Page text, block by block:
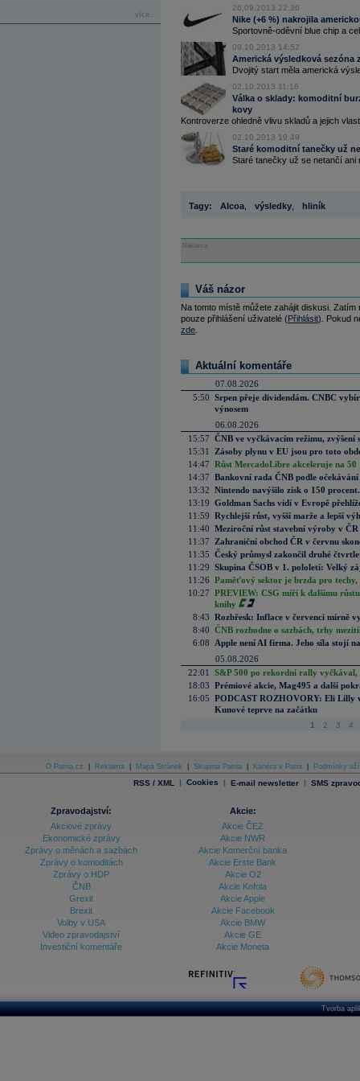
více...
26.09.2013 22:36
Nike (+6 %) nakrojila
Sportovně-oděvní blue chip a
09.10.2013 14:52
Americká výsledková sezóna
Dvojitý start měla americká
02.10.2013 11:16
Válka o sklady: komoditní
kovy
Kontroverze ohledně vlivu skladů a jejich
02.10.2013 19:49
Staré komoditní tanečky už
Staré tanečky už se netančí ani
Tagy: Alcoa výsledky hliník
Reklama
Váš názor
Na tomto místě můžete zahájit diskusi.
pouze přihlášení uživatelé (Přihlásit). Pokud
zde
Aktuální komentáře
07.08.2026
5:50 Srpen přeje dividendám. CNBC
výnosem
06.08.2026
15:57 ČNB ve vyčkávacím režimu, zvýšení
15:31
Zásoby plynu v EU jsou pro toto
14:47 Růst MercadoLibre akceleruje na
14:37 Bankovní rada ČNB podle
13:32 Nintendo navýšilo zisk o 150
13:19 Goldman Sachs vidí v Evropě
11:59 Rychlejší růst, vyšší marže a lepší
11:40 Meziroční růst stavební výroby v
11:37
Zahraniční obchod ČR v červnu
11:35 Český průmysl zakončil druhé
11:29 Skupina ČSOB v 1. pololetí: Velký
11:26 Paměťový sektor je brzda pro techy,
10:27 PREVIEW: CSG míří k dalšímu
knihy
8:43 Rozbřesk: Inflace v červenci mírně
8:40 ČNB rozhodne o sazbách, trhy
6:08
Apple není AI firma. Jeho síla stojí
05.08.2026
22:01
S&P 500 po rekordní rally vyčkával,
18:03 Prémiové akcie, Mag495 a další
16:05 PODCAST ROZHOVORY: Eli Lilly
Kunové teprve na začátku
1 2 3 4
O Patria.cz Reklama Mapa Stránek Skupina Patria Kariéra v Patrii Podmínky
RSS / XML | Cookies | E-mail newsletter | SMS
Zpravodajství:
Akciové zprávy
Ekonomické zprávy
Zprávy o měnách a sazbách
Zprávy o komoditách
Zprávy o HDP
ČNB
Grexit
Brexit
Volby v USA
Video zpravodajství
Investiční komentáře
Akcie:
Akcie ČEZ
Akcie NWR
Akcie Komerční banka
Akcie Erste Bank
Akcie O2
Akcie Kofola
Akcie Apple
Akcie Facebook
Akcie BMW
Akcie GE
Akcie Moneta
Tvorba